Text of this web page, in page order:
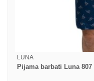
LUNA
Pijama barbati Luna 807